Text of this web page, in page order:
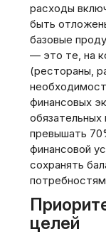
расходы
быть
базовые
— это те‚ на
(рестораны‚
финансовых
превышать
финансовой
сохранять
целей